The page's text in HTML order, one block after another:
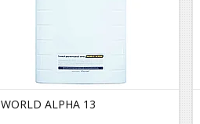
WORLD ALPHA 13